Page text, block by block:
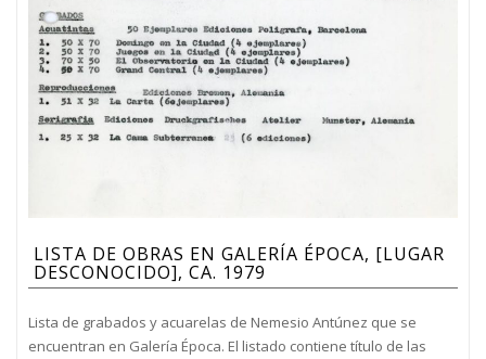
LISTA DE OBRAS EN GALERÍA ÉPOCA, [LUGAR
DESCONOCIDO], CA. 1979
Lista de grabados y acuarelas de Nemesio Antúnez que se
encuentran en Galería Época. El listado contiene título de las